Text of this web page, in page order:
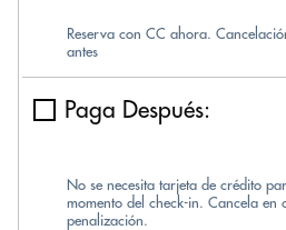
Reserva con CC ahora.
antes
Paga Después:
No se necesita tarjeta de crédito
momento del check-in. Cancela en
penalización.